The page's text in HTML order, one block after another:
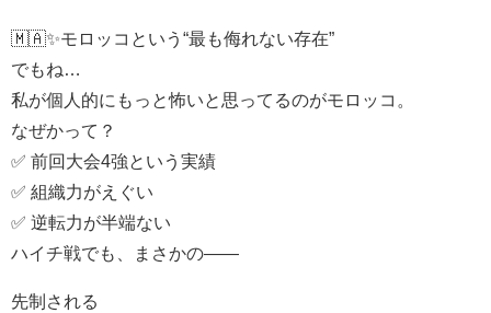
🇲🇦✨モロッコという“最も侮れない存在”
でもね…
私が個人的にもっと怖いと思ってるのがモロッコ。
なぜかって？
✅ 前回大会4強という実績
✅ 組織力がえぐい
✅ 逆転力が半端ない
ハイチ戦でも、まさかの——
先制される